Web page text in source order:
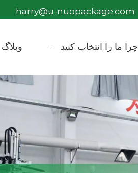
harry@u-nuopackage.com
چرا ما را انتخاب کنید وبلاگ